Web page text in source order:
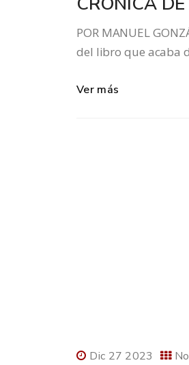
POR MANUEL
del libro que acaba
Ver más
Dic 27 2023